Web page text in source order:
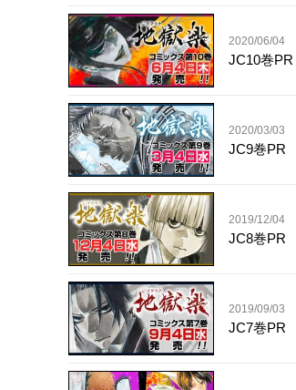
2020/06/04
JC10巻PR
2020/03/03
JC9巻PR
2019/12/04
JC8巻PR
2019/09/03
JC7巻PR